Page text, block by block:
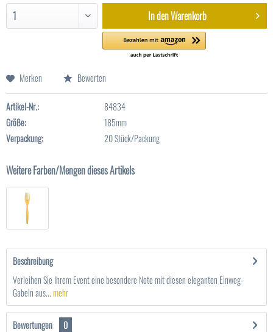
In denWarenkorb
Merken Bewerten
Artikel-Nr.:
84834
Größe:
185mm
Verpackung:
20 Stück/Packung
Weitere Farben/Mengen dieses Artikels
Beschreibung
Verleihen Sie Ihrem Event eine besondere Note mit diesen eleganten Einweg-
Gabeln aus...mehr
Bewertungen
0